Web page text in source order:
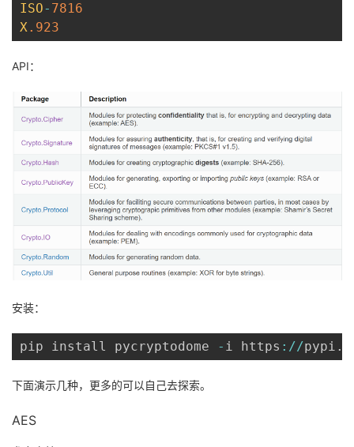
ISO- 7816
X.923
API：
安装：
pip install pycryptodome - i https : //pypi .
下面演示几种，更多的可以自己去探索。
AES